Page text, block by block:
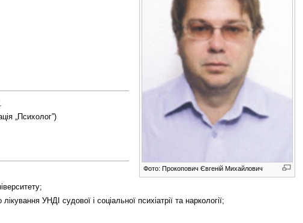
Фото: Прокопович Євгеній Михайлович
„Психолог”)
УНДІ судової і соціальної психіатрії та наркології;